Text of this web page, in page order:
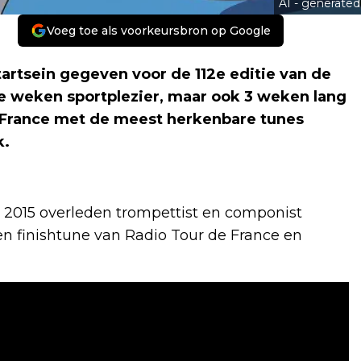
AI - generated
Voeg toe als voorkeursbron op Google
gegeven voor de 112e editie van de
sportplezier, maar ook 3 weken lang
met de meest herkenbare tunes
overleden trompettist en componist
finishtune van Radio Tour de France en